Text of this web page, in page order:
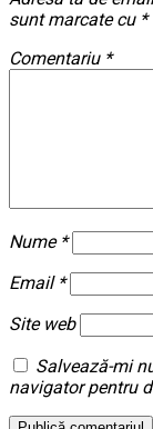
sunt marcate cu *
Comentariu *
Nume *
Email *
Site web
Salvează-mi
navigator pentru